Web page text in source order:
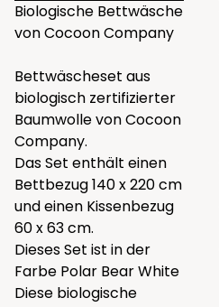
Biologische Bettwäsche
von Cocoon Company
Bettwäscheset aus
biologisch zertifizierter
Baumwolle von Cocoon
Company.
Das Set enthält einen
Bettbezug 140 x 220 cm
und einen Kissenbezug
60 x 63 cm.
Dieses Set ist in der
Farbe Polar Bear White
Diese biologische